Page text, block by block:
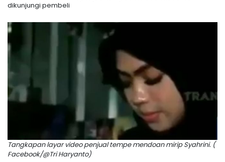
dikunjungi pembeli
Tangkapan layar video penjual tempe mendoan mirip Syahrini. (
Facebook/@Tri Haryanto)